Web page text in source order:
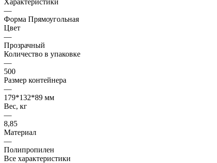
—
Форма Прямоугольная
Цвет
—
Прозрачный
Количество в упаковке
—
500
Размер контейнера
—
179*132*89 мм
Вес, кг
—
8,85
Материал
—
Полипропилен
Все характеристики